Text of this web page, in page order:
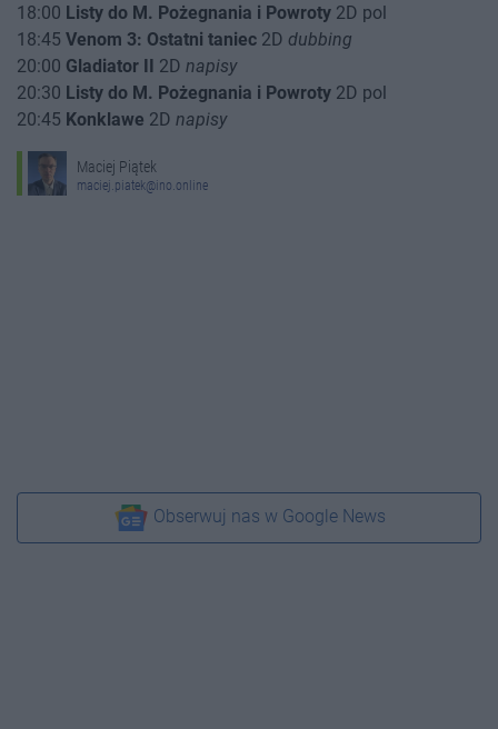
18:00 Listy do M. Pożegnania i Powroty 2D pol
18:45 Venom 3: Ostatni taniec 2D dubbing
20:00 Gladiator II 2D napisy
20:30 Listy do M. Pożegnania i Powroty 2D pol
20:45 Konklawe 2D napisy
Maciej Piątek
maciej.piatek@ino.online
Obserwuj nas w Google News